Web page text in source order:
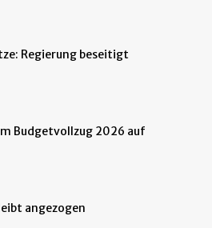
Regierung beseitigt
Budgetvollzug 2026 auf
angezogen